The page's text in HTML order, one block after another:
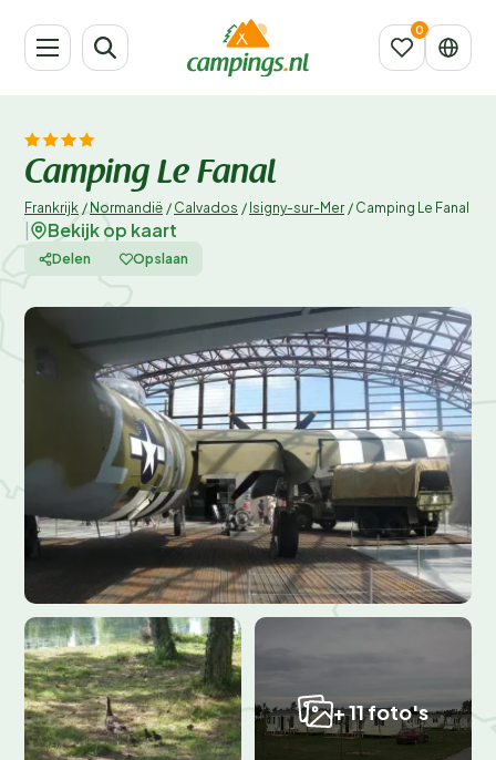
Camping Le Fanal
Frankrijk / Normandië / Calvados / Isigny-sur-Mer / Camping Le Fanal
Bekijk op kaart
Delen Opslaan
+ 11 foto's